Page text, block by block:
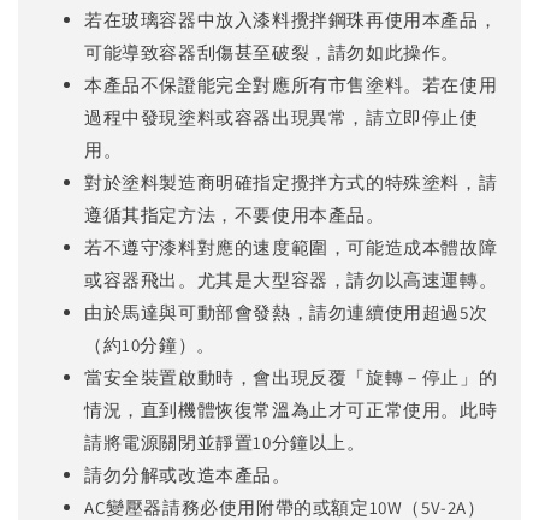
若在玻璃容器中放入漆料攪拌鋼珠再使用本產品，
可能導致容器刮傷甚至破裂，請勿如此操作。
本產品不保證能完全對應所有市售塗料。若在使用
過程中發現塗料或容器出現異常，請立即停止使
用。
對於塗料製造商明確指定攪拌方式的特殊塗料，請
遵循其指定方法，不要使用本產品。
若不遵守漆料對應的速度範圍，可能造成本體故障
或容器飛出。尤其是大型容器，請勿以高速運轉。
由於馬達與可動部會發熱，請勿連續使用超過5次
（約10分鐘）。
當安全裝置啟動時，會出現反覆「旋轉－停止」的
情況，直到機體恢復常溫為止才可正常使用。此時
請將電源關閉並靜置10分鐘以上。
請勿分解或改造本產品。
AC變壓器請務必使用附帶的或額定10W（5V-2A）